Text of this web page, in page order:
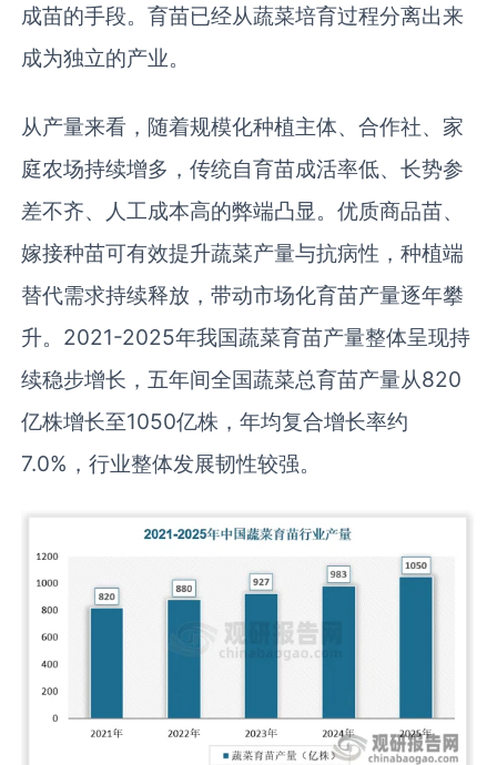
成苗的手段。育苗已经从蔬菜培育过程分离出来
成为独立的产业。
从产量来看，随着规模化种植主体、合作社、家
庭农场持续增多，传统自育苗成活率低、长势参
差不齐、人工成本高的弊端凸显。优质商品苗、
嫁接种苗可有效提升蔬菜产量与抗病性，种植端
替代需求持续释放，带动市场化育苗产量逐年攀
升。2021-2025年我国蔬菜育苗产量整体呈现持
续稳步增长，五年间全国蔬菜总育苗产量从820
亿株增长至1050亿株，年均复合增长率约
7.0%，行业整体发展韧性较强。